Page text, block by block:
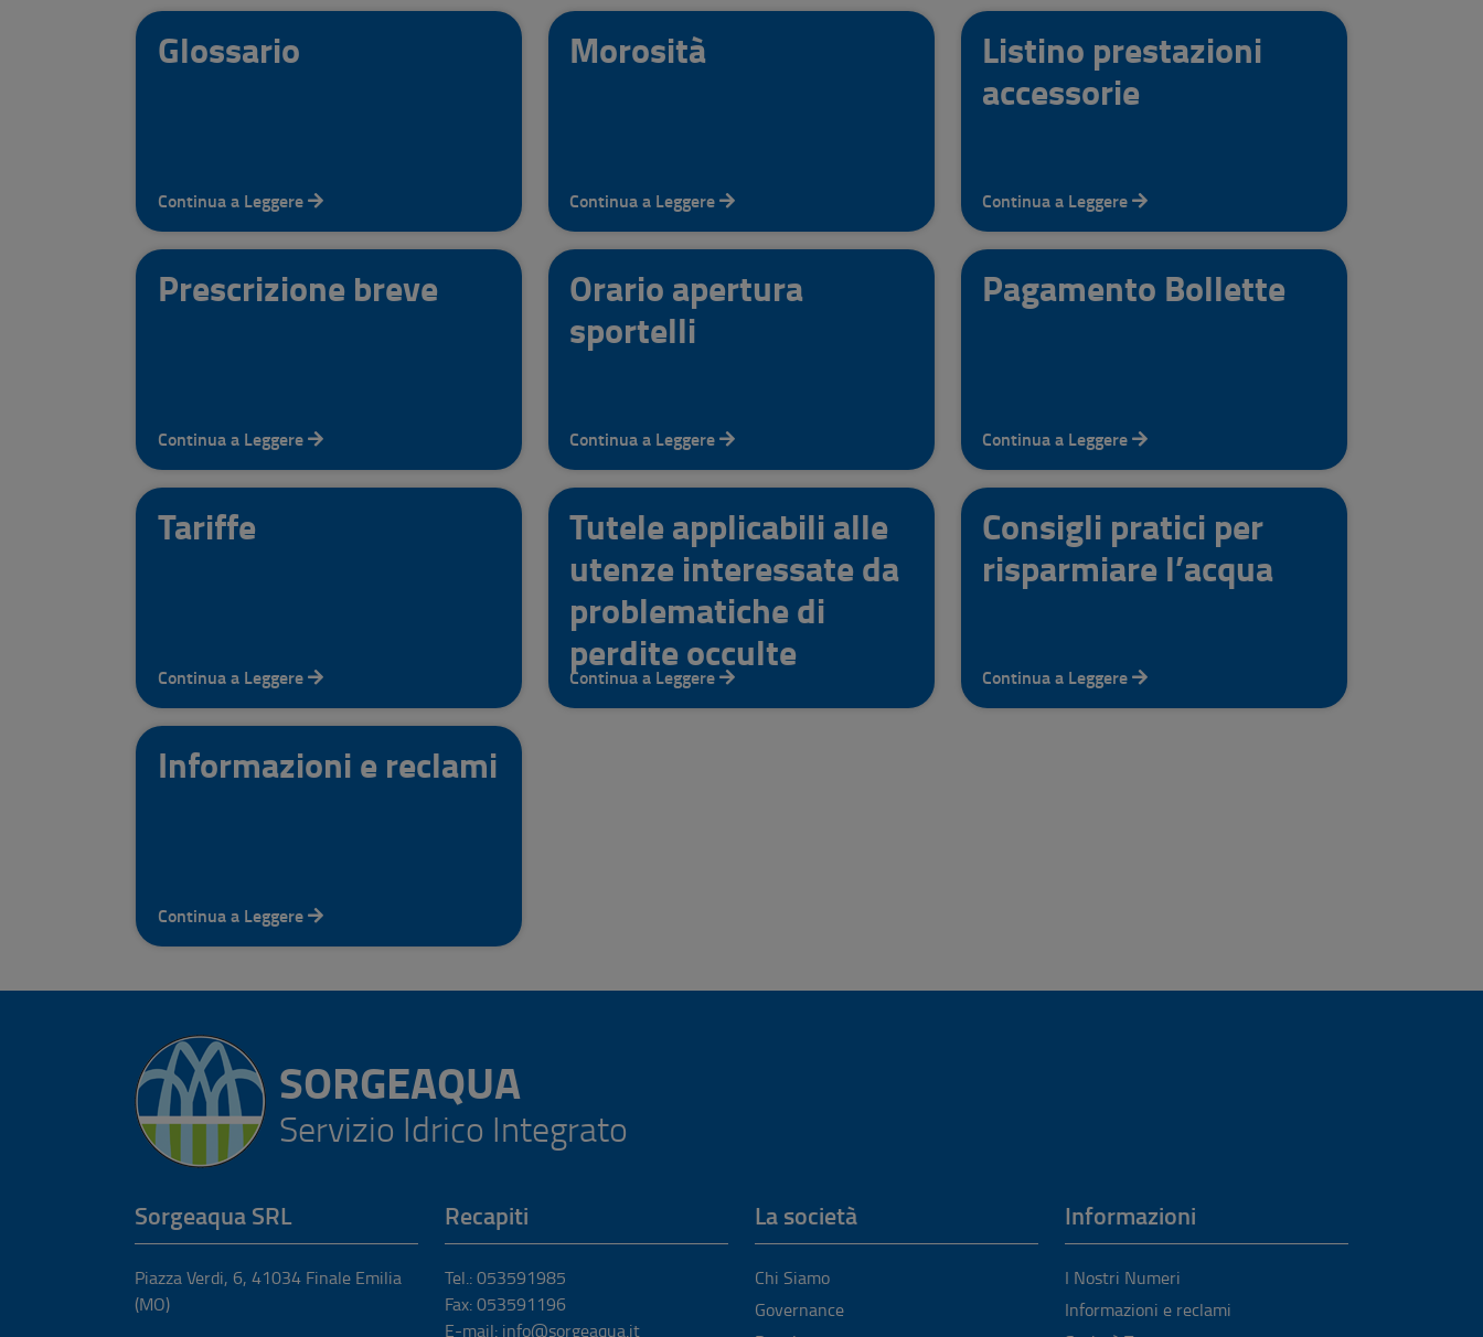
Glossario
Continua a Leggere
Morosità
Continua a Leggere
Listino prestazioni
accessorie
Continua a Leggere
Prescrizione breve
Continua a Leggere
Orario apertura
sportelli
Continua a Leggere
Pagamento Bollette
Continua a Leggere
Tariffe
Continua a Leggere
Tutele applicabili alle
utenze interessate da
problematiche di
perdite occulte
Continua a Leggere
Consigli pratici per
risparmiare l’acqua
Continua a Leggere
Informazioni e reclami
Continua a Leggere
SORGEAQUA
Servizio Idrico Integrato
Sorgeaqua SRL
Piazza Verdi, 6, 41034 Finale Emilia
(MO)
Recapiti
Tel.: 053591985
Fax: 053591196
E-mail: info@sorgeaqua.it
La società
Chi Siamo
Governance
Informazioni
I Nostri Numeri
Informazioni e reclami